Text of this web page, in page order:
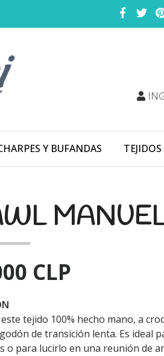
Y BUFANDAS
CLP
tejido 100% hecho mano, a
de transición lenta. Es ideal
o para lucirlo en una reunión de